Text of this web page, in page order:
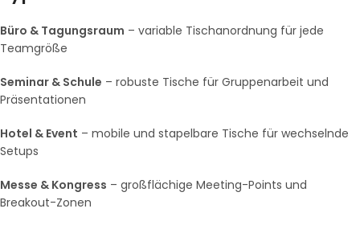
Büro & Tagungsraum – variable Tischanordnung für jede
Teamgröße
Seminar & Schule – robuste Tische für Gruppenarbeit und
Präsentationen
Hotel & Event – mobile und stapelbare Tische für wechselnde
Setups
Messe & Kongress – großflächige Meeting-Points und
Breakout-Zonen